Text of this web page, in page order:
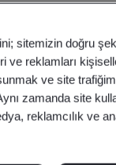
karbon
sitemizin doğru
ve reklamları
ve site
zamanda site
reklamcılık ve